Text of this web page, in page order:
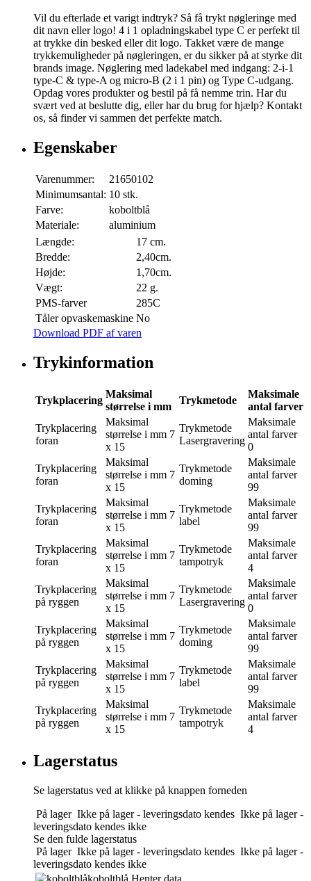
Vil du efterlade et varigt indtryk? Så få trykt nøgleringe med
dit navn eller logo! 4 i 1 opladningskabel type C er perfekt til
at trykke din besked eller dit logo. Takket være de mange
trykkemuligheder på nøgleringen, er du sikker på at styrke dit
brands image. Nøglering med ladekabel med indgang: 2-i-1
type-C & type-A og micro-B (2 i 1 pin) og Type C-udgang.
Opdag vores produkter og bestil på få nemme trin. Har du
svært ved at beslutte dig, eller har du brug for hjælp? Kontakt
os, så finder vi sammen det perfekte match.
Egenskaber
Varenummer:
21650102
Minimumsantal: 10 stk.
Farve:
koboltblå
Materiale:
aluminium
Længde:
17 cm.
Bredde:
2,40cm.
Højde:
1,70cm.
Vægt:
22 g.
PMS-farver
285C
Tåler opvaskemaskine No
Download PDF af varen
Trykinformation
Trykplacering
Maksimal
størrelse i mm
Trykmetode
Maksimale
antal farver
Trykplacering
foran
Maksimal
størrelse i mm 7
x 15
Trykmetode
Lasergravering
Maksimale
antal farver
0
Trykplacering
foran
Maksimal
størrelse i mm 7
x 15
Trykmetode
doming
Maksimale
antal farver
99
Trykplacering
foran
Maksimal
størrelse i mm 7
x 15
Trykmetode
label
Maksimale
antal farver
99
Trykplacering
foran
Maksimal
størrelse i mm 7
x 15
Trykmetode
tampotryk
Maksimale
antal farver
4
Trykplacering
på ryggen
Maksimal
størrelse i mm 7
x 15
Trykmetode
Lasergravering
Maksimale
antal farver
0
Trykplacering
på ryggen
Maksimal
størrelse i mm 7
x 15
Trykmetode
doming
Maksimale
antal farver
99
Trykplacering
på ryggen
Maksimal
størrelse i mm 7
x 15
Trykmetode
label
Maksimale
antal farver
99
Trykplacering
på ryggen
Maksimal
størrelse i mm 7
x 15
Trykmetode
tampotryk
Maksimale
antal farver
4
Lagerstatus
Se lagerstatus ved at klikke på knappen forneden
På lager Ikke på lager - leveringsdato kendes Ikke på lager -
leveringsdato kendes ikke
Se den fulde lagerstatus
På lager Ikke på lager - leveringsdato kendes Ikke på lager -
leveringsdato kendes ikke
koboltblå Henter data...